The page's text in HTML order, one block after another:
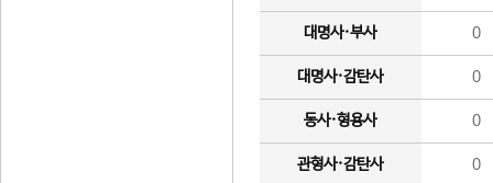
대명사·부사 0
대명사·감탄사 0
동사·형용사 0
관형사·감탄사 0